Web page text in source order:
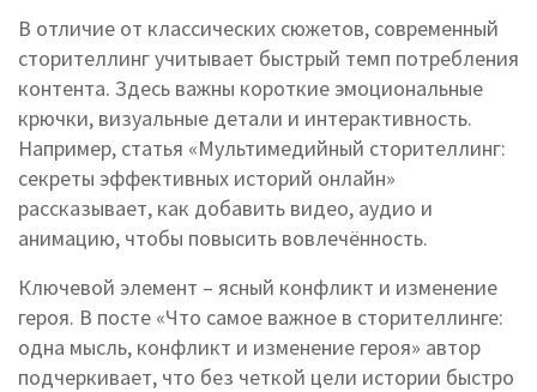
В отличие от классических сюжетов, современный
сторителлинг учитывает быстрый темп потребления
контента. Здесь важны короткие эмоциональные
крючки, визуальные детали и интерактивность.
Например, статья «Мультимедийный сторителлинг:
секреты эффективных историй онлайн»
рассказывает, как добавить видео, аудио и
анимацию, чтобы повысить вовлечённость.
Ключевой элемент – ясный конфликт и изменение
героя. В посте «Что самое важное в сторителлинге:
одна мысль, конфликт и изменение героя» автор
подчеркивает, что без четкой цели истории быстро